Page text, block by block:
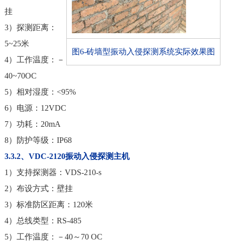
图6-砖墙型振动入侵探测系统实际效果图
挂
3）探测距离：
5~25米
4）工作温度：－
40~70OC
5）相对湿度：<95%
6）电源：12VDC
7）功耗：20mA
8）防护等级：IP68
3.3.2、VDC-2120振动入侵探测主机
1）支持探测器：VDS-210-s
2）布设方式：壁挂
3）标准防区距离：120米
4）总线类型：RS-485
5）工作温度：－40～70 OC